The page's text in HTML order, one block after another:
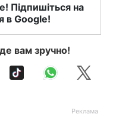
Підпишіться на
в Google!
вам зручно!